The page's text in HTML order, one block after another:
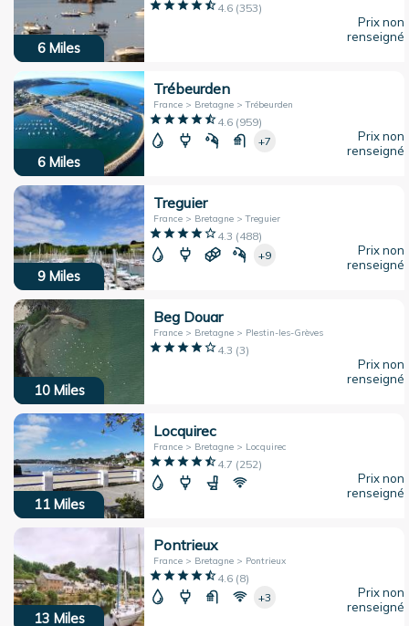
6 Miles
4.6(353)
Prix non
renseigné
6 Miles
Trébeurden
France > Bretagne > Trébeurden
4.6(959)
+7
Prix non
renseigné
9 Miles
Treguier
France > Bretagne > Treguier
4.3 (488)
+9
Prix non
renseigné
10 Miles
Beg Douar
France > Bretagne > Plestin-les-Grèves
4.3 (3)
Prix non
renseigné
11 Miles
Locquirec
France > Bretagne > Locquirec
4.7 (252)
Prix non
renseigné
13 Miles
Pontrieux
France > Bretagne > Pontrieux
4.6(8)
+3
Prix non
renseigné